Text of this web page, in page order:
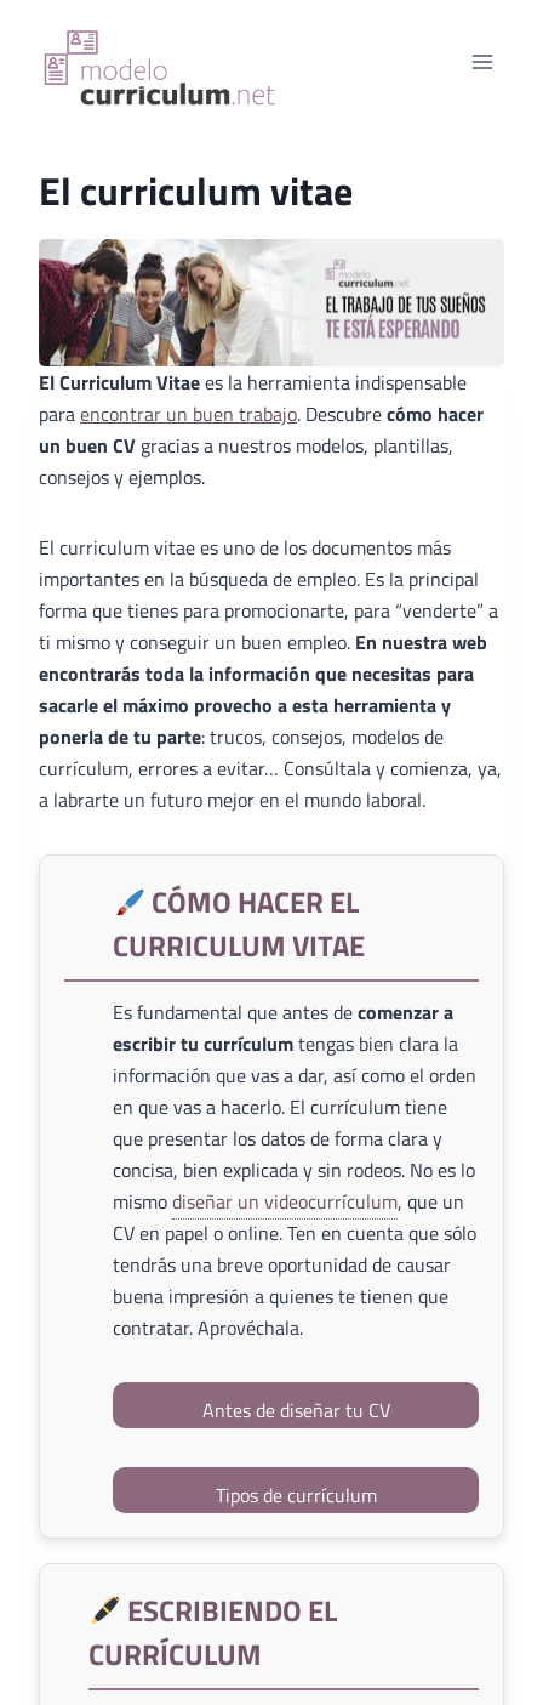
contenido
El curriculum vitae
El Curriculum Vitaees la herramienta indispensable
paraencontrar un buen trabajo. Descubrecómo hacer
un buen CV gracias a nuestros modelos, plantillas,
consejos y ejemplos.
El curriculum vitae es uno de los documentos más
importantes en la búsqueda de empleo. Es la principal
forma que tienes para promocionarte, para “venderte” a
ti mismo y conseguir un buen empleo. En nuestra web
encontrarás toda la información que necesitas para
sacarle el máximo provecho a esta herramienta y
ponerla de tu parte: trucos, consejos, modelos de
currículum, errores a evitar… Consúltala y comienza, ya,
a labrarte un futuro mejor en el mundo laboral.
CÓMO HACER EL
CURRICULUM VITAE
Es fundamental que antes decomenzar a
escribir tu currículumtengas bien clara la
información que vas a dar, así como el orden
en que vas a hacerlo. El currículum tiene
que presentar los datos de forma clara y
concisa, bien explicada y sin rodeos. No es lo
mismodiseñar un videocurrículum, que un
CV en papel o online. Ten en cuenta que sólo
tendrás una breve oportunidad de causar
buena impresión a quienes te tienen que
contratar. Aprovéchala.
Antes de diseñar tu CV
Tipos de currículum
ESCRIBIENDO EL
CURRÍCULUM